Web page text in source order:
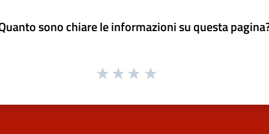
sono chiare le informazioni su questa